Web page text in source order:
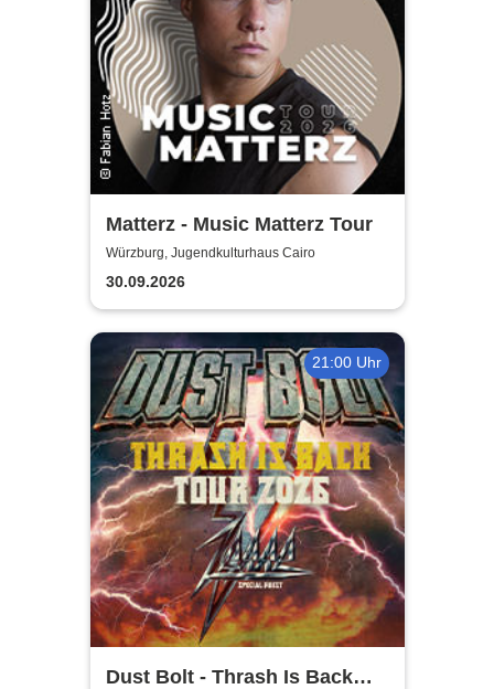
Matterz - Music Matterz Tour
Würzburg, Jugendkulturhaus Cairo
30.09.2026
21:00 Uhr
Dust Bolt - Thrash Is Back